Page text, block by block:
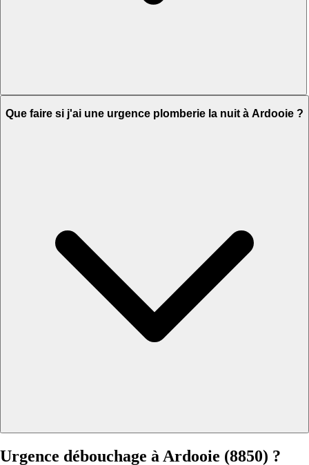
Que faire si j'ai une urgence plomberie la nuit à Ardooie ?
Urgence débouchage à Ardooie (8850) ?